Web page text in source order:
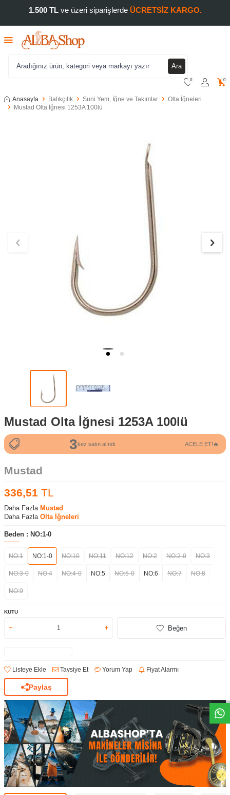
1.500 TLve üzeri siparişlerde ÜCRETSİZ KARGO.
Ara
0 0
Anasayfa Balıkçılık Suni Yem, İğne ve Takımlar
Olta İğneleri
Mustad Olta İğnesi 1253A 100lü
Mustad Olta İğnesi 1253A 100lü
3kez satın alındı
91kez görüntülendi ACELE ET!🔥
Mustad
336,51 TL
Daha Fazla Mustad
Daha Fazla Olta İğneleri
Beden : NO:1-0
NO:1 NO:1-0 NO:10 NO:11 NO:12 NO:2 NO:2-0 NO:3
NO:3-0 NO:4 NO:4-0 NO:5 NO:5-0 NO:6 NO:7 NO:8
NO:9
KUTU
Beğen
Listeye Ekle Tavsiye Et Yorum Yap Fiyat Alarmı
Paylaş